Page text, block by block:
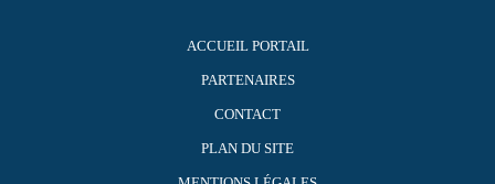
ACCUEIL PORTAIL
PARTENAIRES
CONTACT
PLAN DU SITE